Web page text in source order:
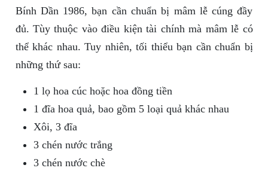
Bính Dần 1986, bạn cần chuẩn bị mâm lễ cúng đầy
đủ. Tùy thuộc vào điều kiện tài chính mà mâm lễ có
thể khác nhau. Tuy nhiên, tối thiểu bạn cần chuẩn bị
những thứ sau:
1 lọ hoa cúc hoặc hoa đồng tiền
1 đĩa hoa quả, bao gồm 5 loại quả khác nhau
Xôi, 3 đĩa
3 chén nước trắng
3 chén nước chè